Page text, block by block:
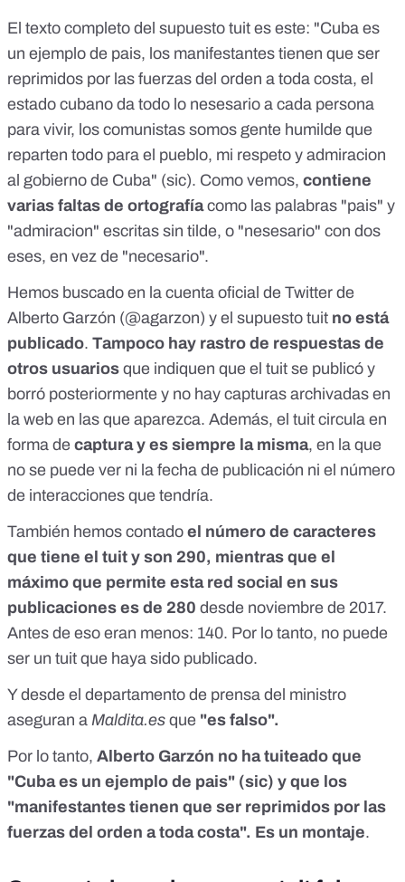
El texto completo del supuesto tuit es este: "Cuba es
un ejemplo de pais, los manifestantes tienen que ser
reprimidos por las fuerzas del orden a toda costa, el
estado cubano da todo lo nesesario a cada persona
para vivir, los comunistas somos gente humilde que
reparten todo para el pueblo, mi respeto y admiracion
al gobierno de Cuba" (sic). Como vemos, contiene
varias faltas de ortografíacomo las palabras "pais" y
"admiracion" escritas sin tilde, o "nesesario" con dos
eses, en vez de "necesario".
Hemos buscado en la cuenta oficial de Twitter de
Alberto Garzón (@agarzon) y el supuesto tuit no está
publicado. Tampoco hay rastro de respuestas de
otros usuarios que indiquen que el tuit se publicó y
borró posteriormente y no hay capturas archivadas en
la web en las que aparezca. Además, el tuit circula en
forma de captura y es siempre la misma, en la que
no se puede ver ni la fecha de publicación ni el número
de interacciones que tendría.
También hemos contado el número de caracteres
que tiene el tuit y son 290, mientras que el
máximo que permite esta red social en sus
publicaciones es de 280 desde noviembre de 2017.
Antes de eso eran menos: 140. Por lo tanto, no puede
ser un tuit que haya sido publicado.
Y desde el departamento de prensa del ministro
aseguran a Maldita.es que "es falso".
Por lo tanto, Alberto Garzón no ha tuiteado que
"Cuba es un ejemplo de pais" (sic) y que los
"manifestantes tienen que ser reprimidos por las
fuerzas del orden a toda costa". Es un montaje.